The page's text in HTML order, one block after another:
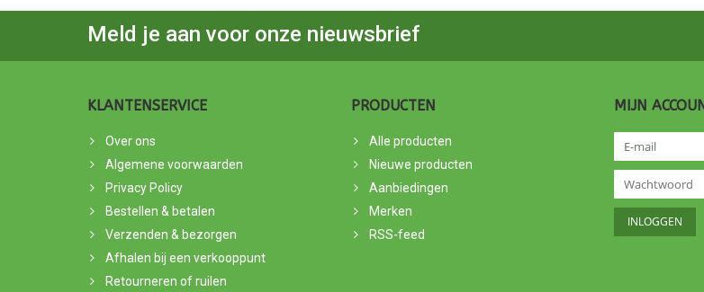
Meld je aan voor onze nieuwsbrief
KLANTENSERVICE
Over ons
Algemene voorwaarden
Privacy Policy
Bestellen & betalen
Verzenden & bezorgen
Afhalen bij een verkooppunt
Retourneren of ruilen
PRODUCTEN
Alle producten
Nieuwe producten
Aanbiedingen
Merken
RSS-feed
MIJN